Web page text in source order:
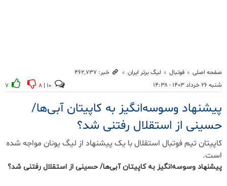
پیشنهاد وسوسه‌انگیز به کاپیتان آبی‌ها/ حسینی از استقلال رفتنی شد؟